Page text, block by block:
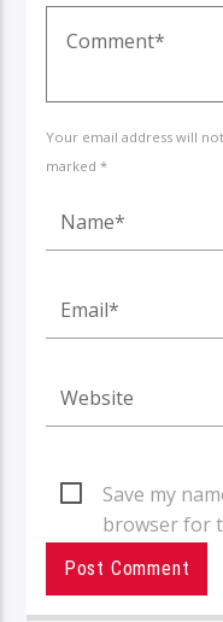
Your email address will
marked *
Save my
browser for